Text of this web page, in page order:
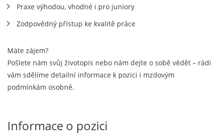
Praxe výhodou, vhodné i pro juniory
Zodpovědný přístup ke kvalitě práce
Máte zájem?
Pošlete nám svůj životopis nebo nám dejte o sobě vědět – rádi
vám sdělíme detailní informace k pozici i mzdovým
podmínkám osobně.
Informace o pozici